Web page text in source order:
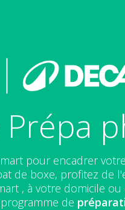
pour encadrer votre
de boxe, profitez de
, à votre domicile
de